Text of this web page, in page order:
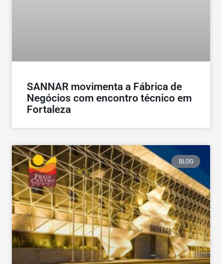
SANNAR movimenta a Fábrica de
Negócios com encontro técnico em
Fortaleza
BLOG